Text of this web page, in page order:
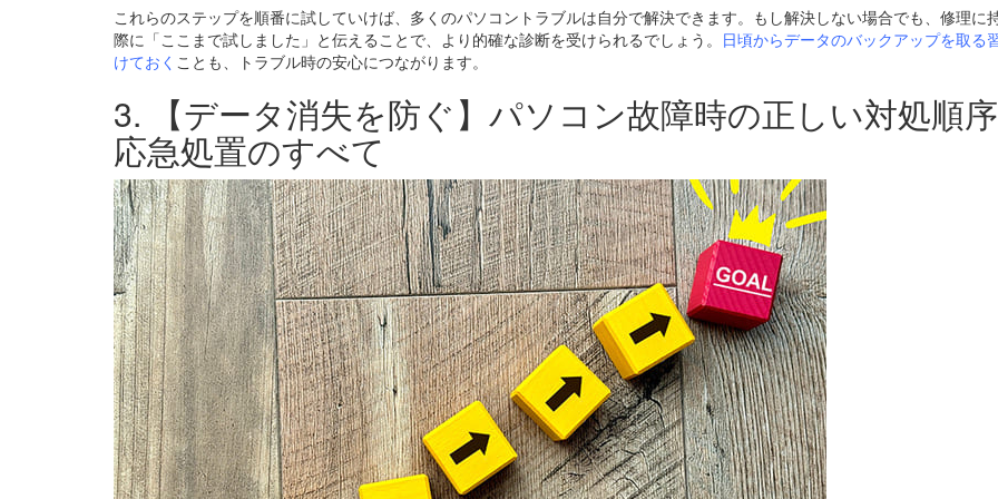
これらのステップを順番に試していけば、多くのパソコントラブルは自分で解決できます。もし解決しない場合でも、修理に
際に「ここまで試しました」と伝えることで、より的確な診断を受けられるでしょう。 日頃からデータのバックアップを取る
けておく ことも、トラブル時の安心につながります。
3. 【データ消失を防ぐ】パソコン故障時の正しい対処順
応急処置のすべて